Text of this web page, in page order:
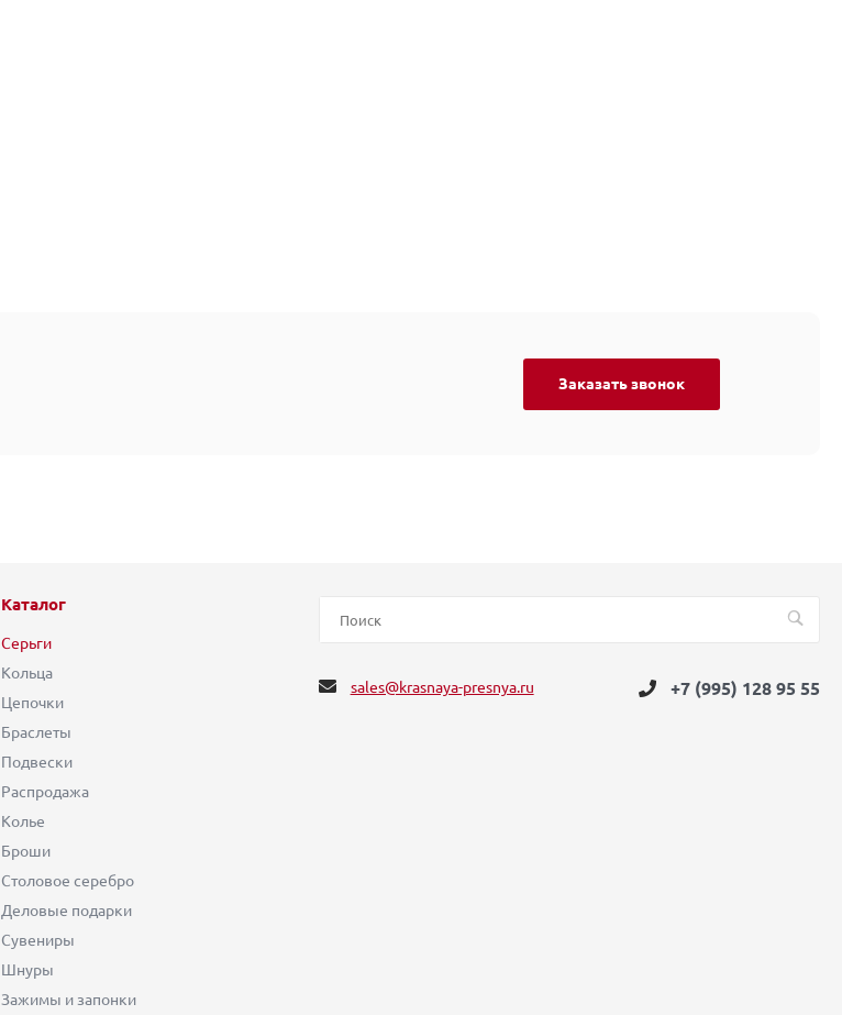
Заказать звонок
Каталог
Серьги
Кольца
Цепочки
Браслеты
Подвески
Распродажа
Колье
Броши
Столовое серебро
Деловые подарки
Сувениры
Шнуры
Зажимы и запонки
sales@krasnaya-presnya.ru +7 (995) 128 95 55